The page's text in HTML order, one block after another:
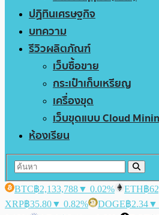
ปฏิทินเศรษฐกิจ
บทความ
รีวิวผลิตภัณฑ์
เว็บซื้อขาย
กระเป๋าเก็บเหรียญ
เครื่องขุด
เว็บขุดแบบ Cloud
ห้องเรียน
BTC฿2,133,788▼ 0.02% ETH฿
XRP฿35.80▼ 0.82% DOGE฿2.34▼